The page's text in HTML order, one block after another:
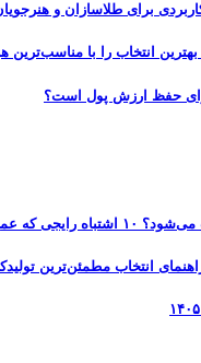
برای طلاسازان و
انتخاب را با مناسب‌ترین
حفظ ارزش پول است؟
را نصف می‌کنند